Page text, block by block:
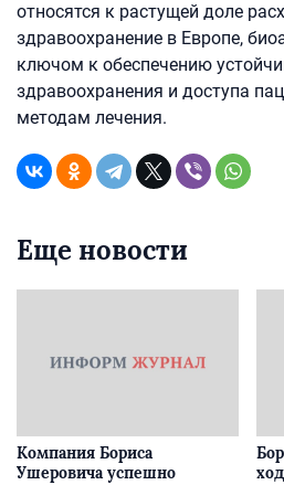
относятся к растущей доле
здравоохранение в Европе,
ключом к обеспечению
здравоохранения и доступа
методам лечения.
Еще новости
Компания Бориса
Ушеровича успешно